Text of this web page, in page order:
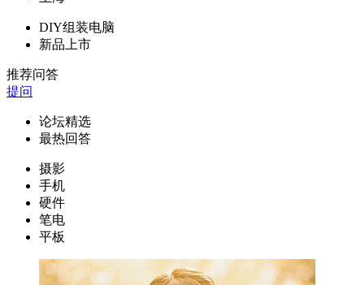
DIY组装电脑
新品上市
推荐问答
提问
论坛精选
最热回答
摄影
手机
硬件
笔电
平板